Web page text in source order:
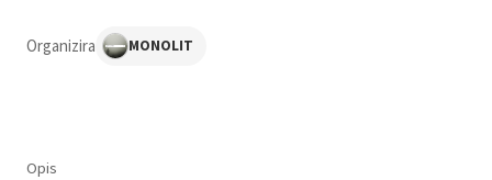
Organizira MONOLIT
Opis